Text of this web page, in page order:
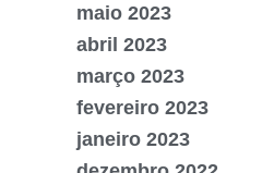
maio 2023
abril 2023
março 2023
fevereiro 2023
janeiro 2023